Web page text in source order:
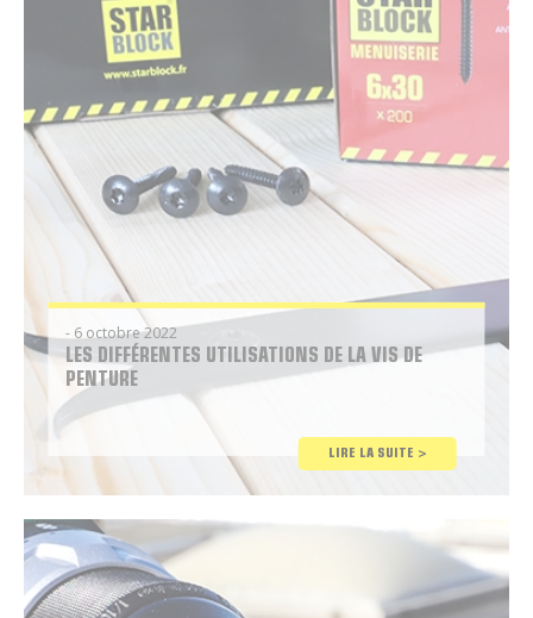
Conseil
Brico
- 6 octobre 2022
LES DIFFÉRENTES UTILISATIONS DE LA VIS DE
PENTURE
LIRE LA SUITE >